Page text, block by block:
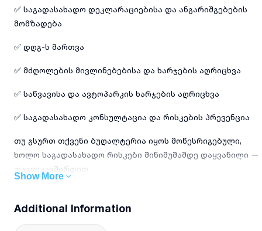
✅ საგადასახადო დეკლარაციებისა და ანგარიშგებების
მომზადება
✅ დღგ-ს მართვა
✅ მძღოლების მივლინებებისა და ხარჯების აღრიცხვა
✅ საწვავისა და ავტოპარკის ხარჯების აღრიცხვა
✅ საგადასახადო კონსულტაცია და რისკების პრევენცია
თუ გსურთ თქვენი ბუღალტერია იყოს მოწესრიგებული,
ხოლო საგადასახადო რისკები მინიმუმამდე დაყვანილი —
დაგვიკავშირდით.
Show More
Additional Information